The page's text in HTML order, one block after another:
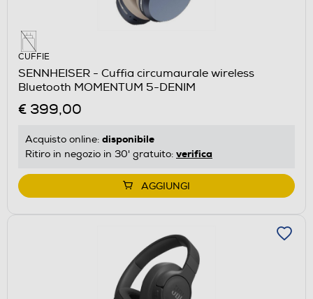
CUFFIE
SENNHEISER - Cuffia circumaurale wireless
Bluetooth MOMENTUM 5-DENIM
€ 399,00
Acquisto online: disponibile
Ritiro in negozio in 30' gratuito: verifica
AGGIUNGI